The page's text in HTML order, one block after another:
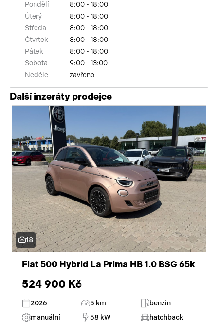
Pondělí
8:00 - 18:00
Úterý
8:00 - 18:00
Středa
8:00 - 18:00
Čtvrtek
8:00 - 18:00
Pátek
8:00 - 18:00
Sobota
9:00 - 13:00
Neděle
zavřeno
Další inzeráty prodejce
18
Fiat 500 Hybrid La Prima HB 1.0 BSG 65k
524 900 Kč
2026 5 km
benzin
manuální
58 kW hatchback